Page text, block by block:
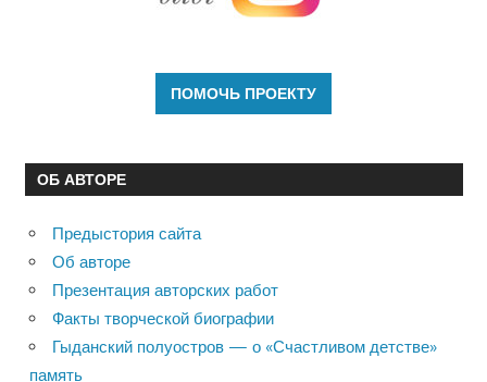
ОБ АВТОРЕ
Предыстория сайта
Об авторе
Презентация авторских работ
Факты творческой биографии
Гыданский полуостров — о «Счастливом детстве»
память